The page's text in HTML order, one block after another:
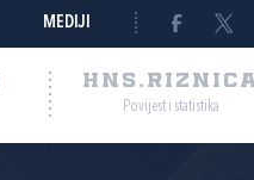
MEDIJI
Povijest i statistika